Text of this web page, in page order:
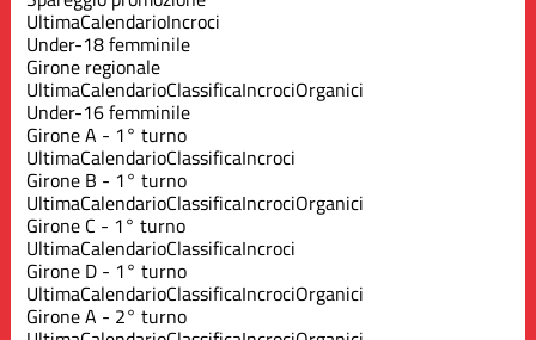
UltimaCalendarioIncroci
Under-18 femminile
Girone regionale
UltimaCalendarioClassificaIncrociOrganici
Under-16 femminile
Girone A - 1° turno
UltimaCalendarioClassificaIncroci
Girone B - 1° turno
UltimaCalendarioClassificaIncrociOrganici
Girone C - 1° turno
UltimaCalendarioClassificaIncroci
Girone D - 1° turno
UltimaCalendarioClassificaIncrociOrganici
Girone A - 2° turno